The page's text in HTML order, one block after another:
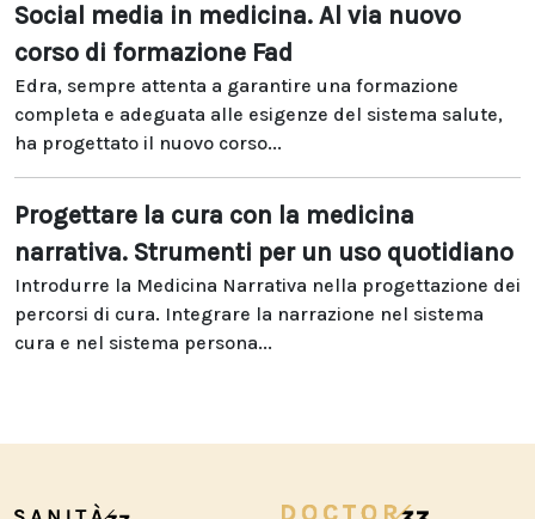
Social media in medicina. Al via nuovo
corso di formazione Fad
Edra, sempre attenta a garantire una formazione
completa e adeguata alle esigenze del sistema salute,
ha progettato il nuovo corso...
Progettare la cura con la medicina
narrativa. Strumenti per un uso quotidiano
Introdurre la Medicina Narrativa nella progettazione dei
percorsi di cura. Integrare la narrazione nel sistema
cura e nel sistema persona...